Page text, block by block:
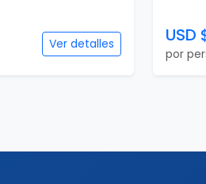
Ver detalles USD
por